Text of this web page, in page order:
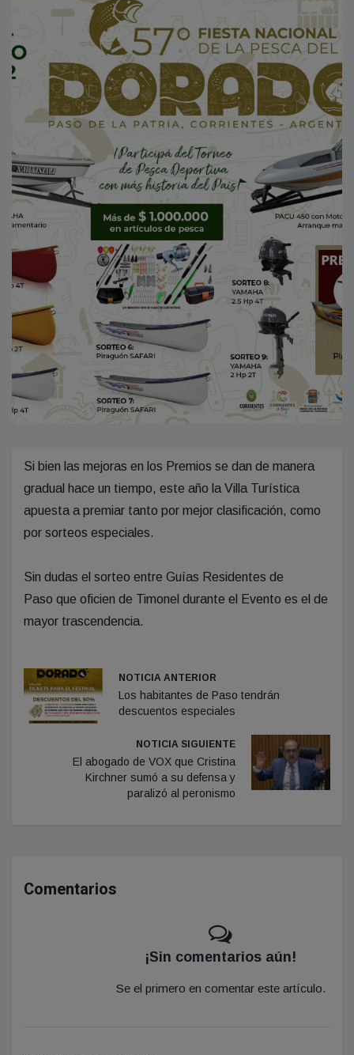
Si bien las mejoras en los Premios se dan de manera
gradual hace un tiempo, este año la Villa Turística
apuesta a premiar tanto por mejor clasificación, como
por sorteos especiales.
Sin dudas el sorteo entre Guías Residentes de
Paso que oficien de Timonel durante el Evento es el de
mayor trascendencia.
NOTICIA ANTERIOR
Los habitantes de Paso tendrán
descuentos especiales
NOTICIA SIGUIENTE
El abogado de VOX que Cristina
Kirchner sumó a su defensa y
paralizó al peronismo
Comentarios
¡Sin comentarios aún!
Se el primero en comentar este artículo.